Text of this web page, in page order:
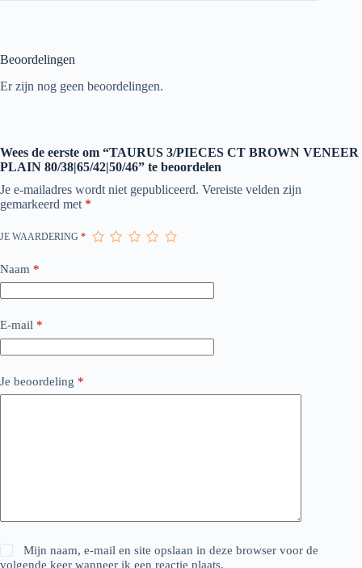
Beoordelingen
Er zijn nog geen beoordelingen.
Wees de eerste om “TAURUS 3/PIECES CT BROWN VENEER
PLAIN 80/38|65/42|50/46” te beoordelen
Je e-mailadres wordt niet gepubliceerd. Vereiste velden zijn
gemarkeerd met *
JE WAARDERING *
Naam *
E-mail *
Je beoordeling *
Mijn naam, e-mail en site opslaan in deze browser voor de
volgende keer wanneer ik een reactie plaats.